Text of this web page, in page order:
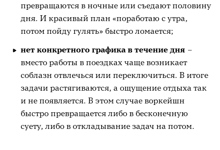
превращаются в ночные или съедают половину
дня. И красивый план «поработаю с утра,
потом пойду гулять» быстро ломается;
нет конкретного графика в течение дня –
вместо работы в поездках чаще возникает
соблазн отвлечься или переключиться. В итоге
задачи растягиваются, а ощущение отдыха так
и не появляется. В этом случае воркейшн
быстро превращается либо в бесконечную
суету, либо в откладывание задач на потом.